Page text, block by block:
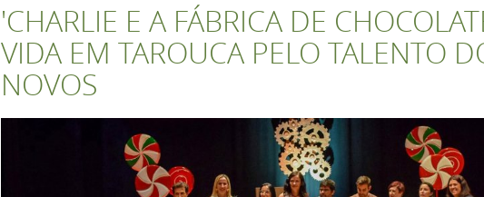
'CHARLIE E A FÁBRICA DE
VIDA EM TAROUCA PELO TALENTO
NOVOS